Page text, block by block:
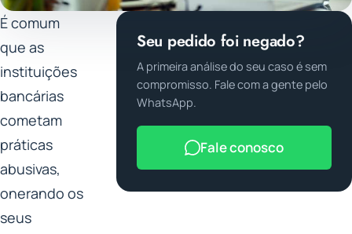
É comum
que as
instituições
bancárias
cometam
práticas
abusivas,
onerando os
seus
Seu pedido foi negado?
A primeira análise do seu caso é sem
compromisso. Fale com a gente pelo
WhatsApp.
Fale conosco